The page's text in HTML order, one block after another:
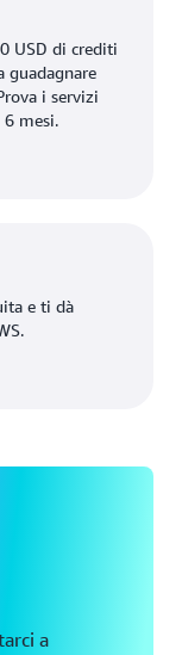
USD di crediti
guadagnare
i servizi
mesi.
e ti dà
a